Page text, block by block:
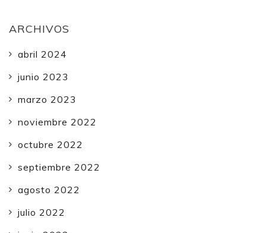
ARCHIVOS
abril 2024
junio 2023
marzo 2023
noviembre 2022
octubre 2022
septiembre 2022
agosto 2022
julio 2022